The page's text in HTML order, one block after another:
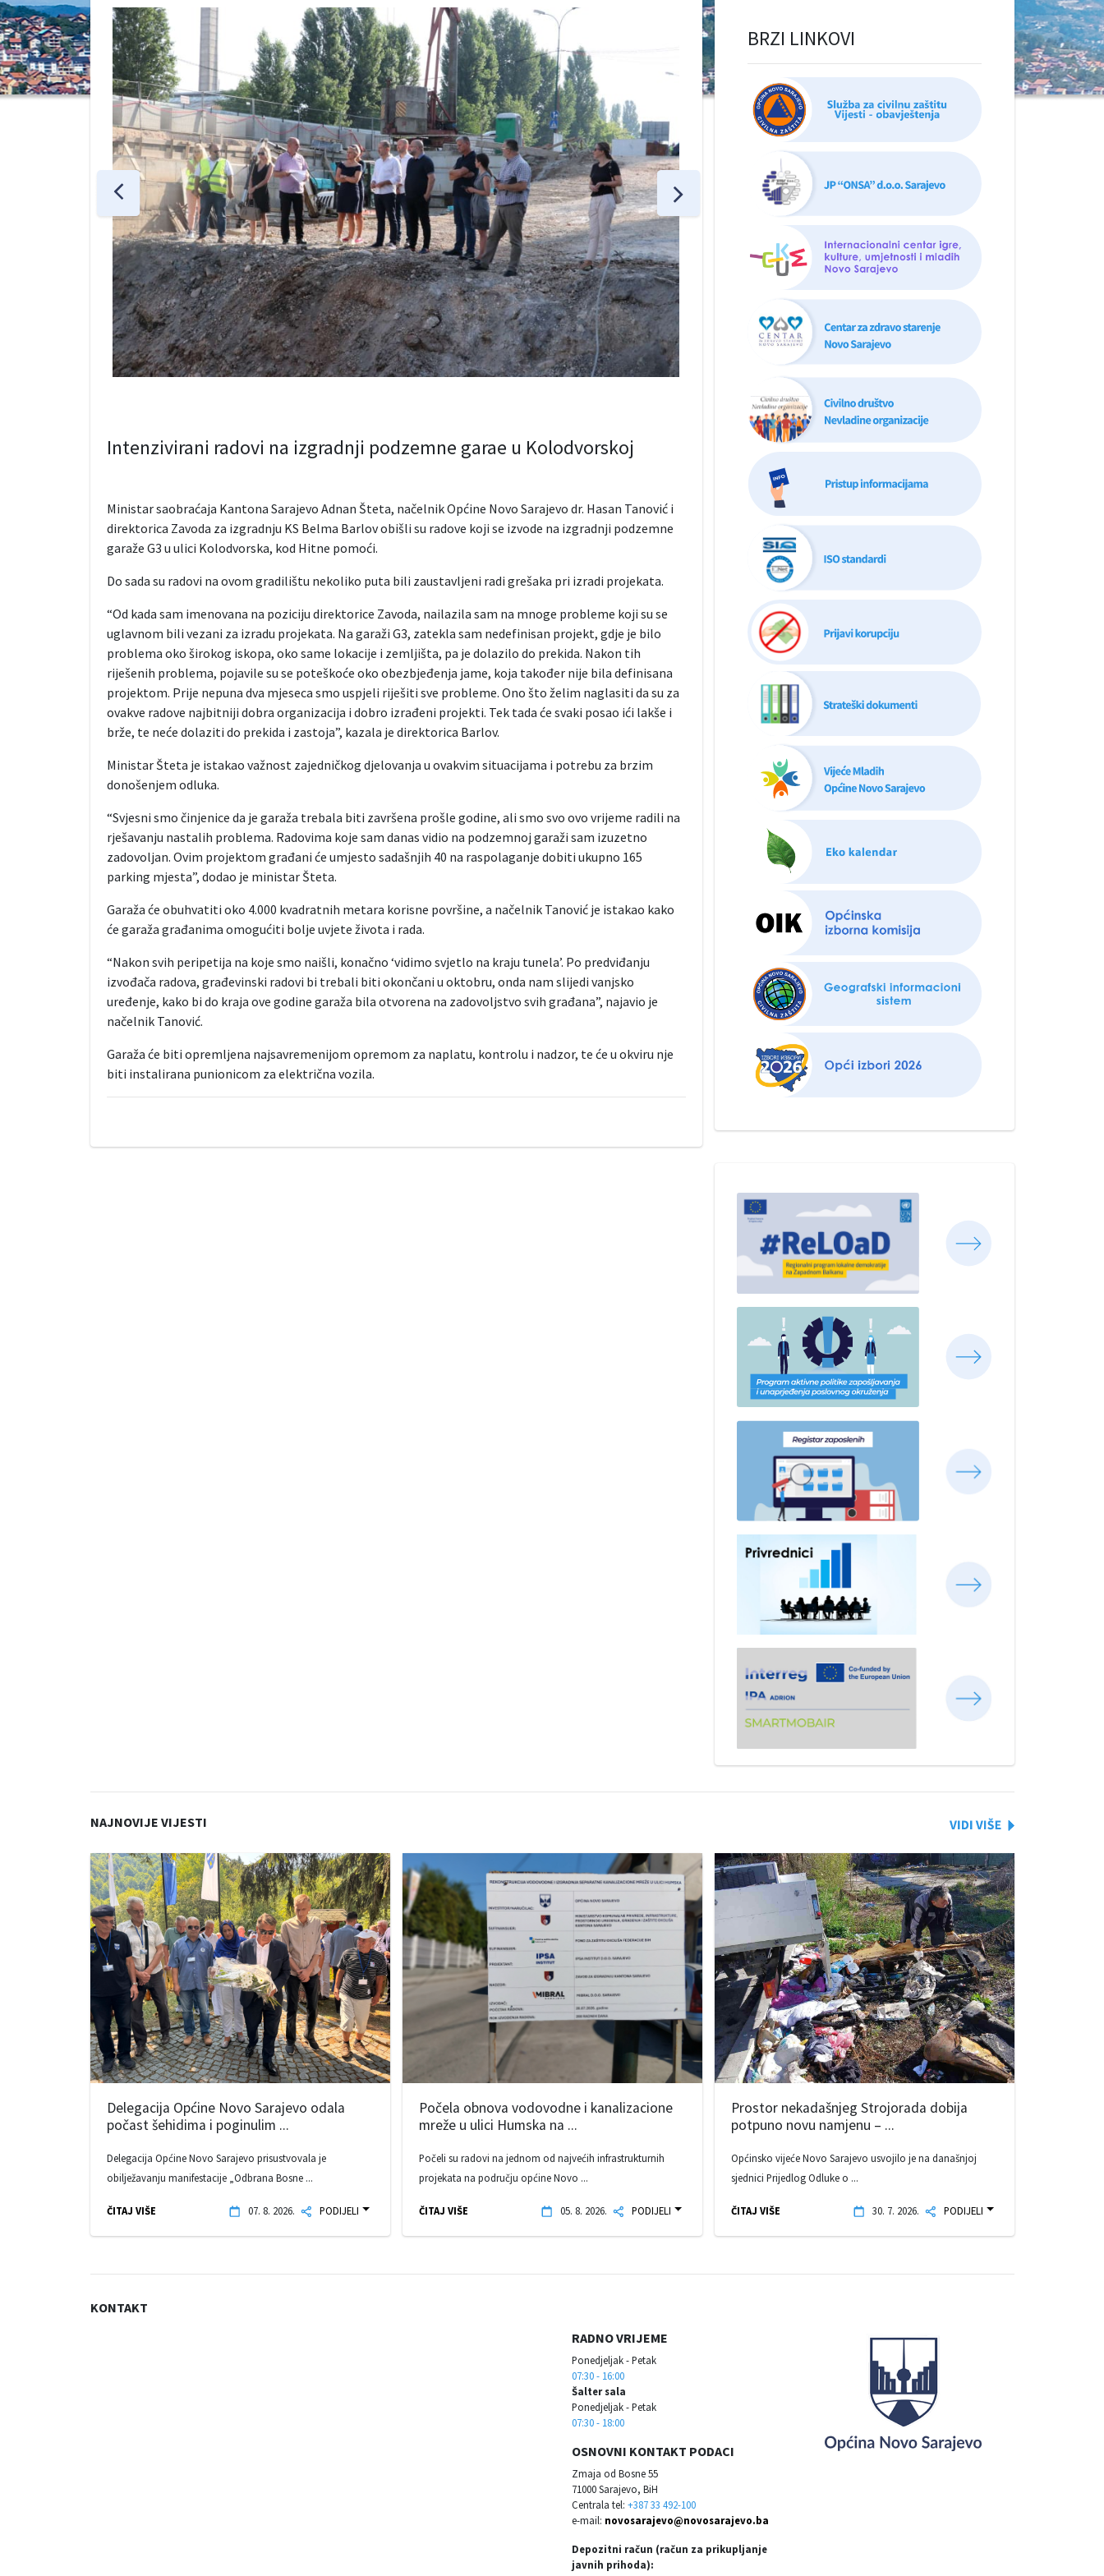
Intenzivirani radovi na izgradnji podzemne garae u Kolodvorskoj
Ministar saobraćaja Kantona Sarajevo Adnan Šteta, načelnik Općine Novo Sarajevo dr. Hasan Tanović i
direktorica Zavoda za izgradnju KS Belma Barlov obišli su radove koji se izvode na izgradnji podzemne
garaže G3 u ulici Kolodvorska, kod Hitne pomoći.
Do sada su radovi na ovom gradilištu nekoliko puta bili zaustavljeni radi grešaka pri izradi projekata.
“Od kada sam imenovana na poziciju direktorice Zavoda, nailazila sam na mnoge probleme koji su se
uglavnom bili vezani za izradu projekata. Na garaži G3, zatekla sam nedefinisan projekt, gdje je bilo
problema oko širokog iskopa, oko same lokacije i zemljišta, pa je dolazilo do prekida. Nakon tih
riješenih problema, pojavile su se poteškoće oko obezbjeđenja jame, koja također nije bila definisana
projektom. Prije nepuna dva mjeseca smo uspjeli riješiti sve probleme. Ono što želim naglasiti da su za
ovakve radove najbitniji dobra organizacija i dobro izrađeni projekti. Tek tada će svaki posao ići lakše i
brže, te neće dolaziti do prekida i zastoja”, kazala je direktorica Barlov.
Ministar Šteta je istakao važnost zajedničkog djelovanja u ovakvim situacijama i potrebu za brzim
donošenjem odluka.
“Svjesni smo činjenice da je garaža trebala biti završena prošle godine, ali smo svo ovo vrijeme radili na
rješavanju nastalih problema. Radovima koje sam danas vidio na podzemnoj garaži sam izuzetno
zadovoljan. Ovim projektom građani će umjesto sadašnjih 40 na raspolaganje dobiti ukupno 165
parking mjesta”, dodao je ministar Šteta.
Garaža će obuhvatiti oko 4.000 kvadratnih metara korisne površine, a načelnik Tanović je istakao kako
će garaža građanima omogućiti bolje uvjete života i rada.
“Nakon svih peripetija na koje smo naišli, konačno ‘vidimo svjetlo na kraju tunela’. Po predviđanju
izvođača radova, građevinski radovi bi trebali biti okončani u oktobru, onda nam slijedi vanjsko
uređenje, kako bi do kraja ove godine garaža bila otvorena na zadovoljstvo svih građana”, najavio je
načelnik Tanović.
Garaža će biti opremljena najsavremenijom opremom za naplatu, kontrolu i nadzor, te će u okviru nje
biti instalirana punionicom za električna vozila.
BRZI LINKOVI
NAJNOVIJE VIJESTI
Delegacija Općine Novo Sarajevo odala
počast šehidima i poginulim ...
Delegacija Općine Novo Sarajevo prisustvovala je
obilježavanju manifestacije „Odbrana Bosne ...
ČITAJ VIŠE 07. 8. 2026. PODIJELI
Počela obnova vodovodne i kanalizacione
mreže u ulici Humska na ...
Počeli su radovi na jednom od najvećih infrastrukturnih
projekata na području općine Novo ...
ČITAJ VIŠE 05. 8. 2026. PODIJELI
Prostor nekadašnjeg Strojorada dobija
potpuno novu namjenu – ...
Općinsko vijeće Novo Sarajevo usvojilo je na današnjoj
sjednici Prijedlog Odluke o ...
ČITAJ VIŠE 30. 7. 2026. PODIJELI
KONTAKT
RADNO VRIJEME
Ponedjeljak - Petak
07:30 - 16:00
Šalter sala
Ponedjeljak - Petak
07:30 - 18:00
OSNOVNI KONTAKT PODACI
Zmaja od Bosne 55
71000 Sarajevo, BiH
Centrala tel: +387 33 492-100
e-mail: novosarajevo@novosarajevo.ba
Depozitni račun (račun za prikupljanje
javnih prihoda):